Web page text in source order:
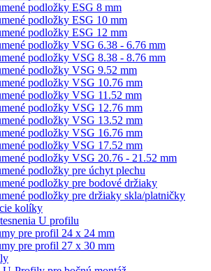
podložky ESG 8 mm
podložky ESG 10 mm
podložky ESG 12 mm
podložky VSG 6.38 - 6.76 mm
podložky VSG 8.38 - 8.76 mm
podložky VSG 9.52 mm
podložky VSG 10.76 mm
podložky VSG 11.52 mm
podložky VSG 12.76 mm
podložky VSG 13.52 mm
podložky VSG 16.76 mm
podložky VSG 17.52 mm
podložky VSG 20.76 - 21.52 mm
podložky pre úchyt plechu
podložky pre bodové držiaky
podložky pre držiaky skla/platničky
kolíky
U profilu
pre profil 24 x 24 mm
pre profil 27 x 30 mm